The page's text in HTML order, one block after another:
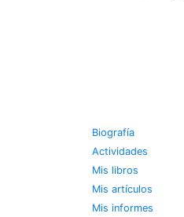
Biografía
Actividades
Mis libros
Mis artículos
Mis informes